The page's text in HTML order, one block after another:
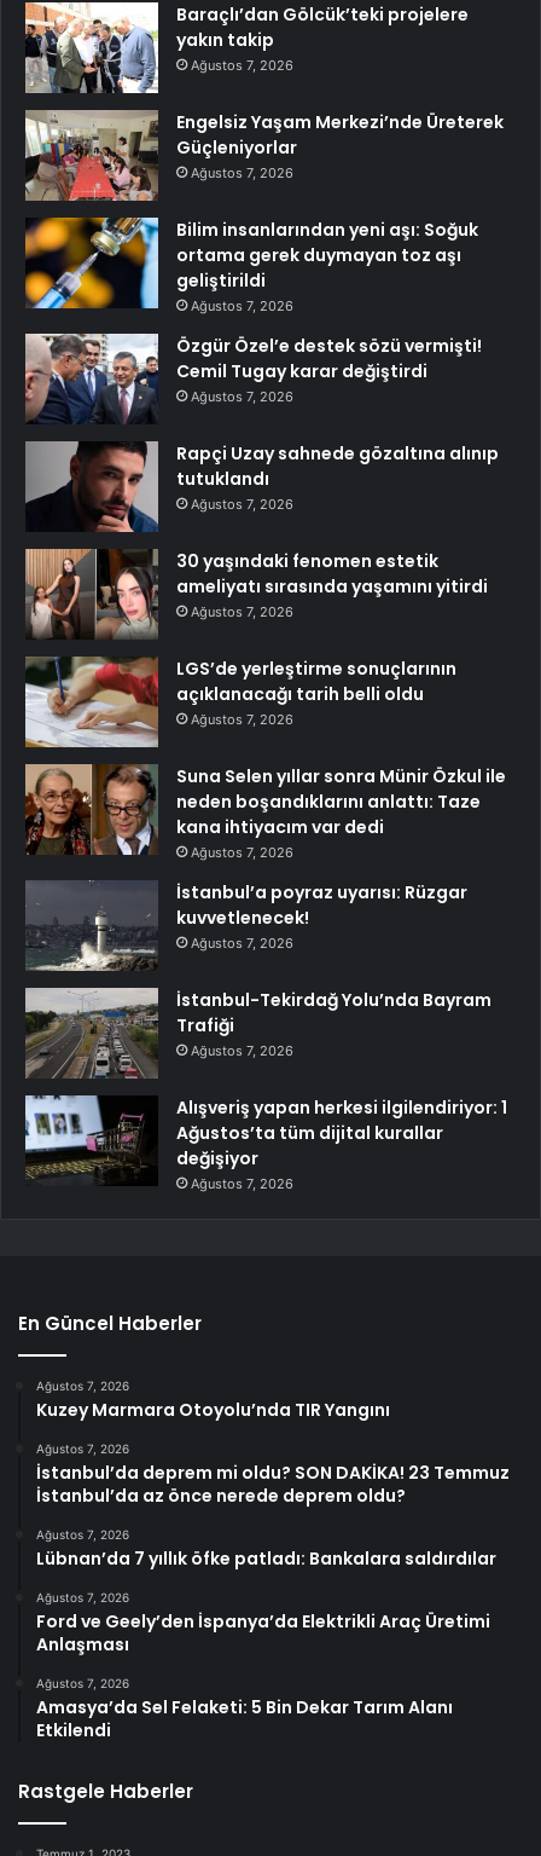
Baraçlı’dan Gölcük’teki projelere
yakın takip
Ağustos 7, 2026
Engelsiz Yaşam Merkezi’nde Üreterek
Güçleniyorlar
Ağustos 7, 2026
Bilim insanlarından yeni aşı: Soğuk
ortama gerek duymayan toz aşı
geliştirildi
Ağustos 7, 2026
Özgür Özel’e destek sözü vermişti!
Cemil Tugay karar değiştirdi
Ağustos 7, 2026
Rapçi Uzay sahnede gözaltına alınıp
tutuklandı
Ağustos 7, 2026
30 yaşındaki fenomen estetik
ameliyatı sırasında yaşamını yitirdi
Ağustos 7, 2026
LGS’de yerleştirme sonuçlarının
açıklanacağı tarih belli oldu
Ağustos 7, 2026
Suna Selen yıllar sonra Münir Özkul ile
neden boşandıklarını anlattı: Taze
kana ihtiyacım var dedi
Ağustos 7, 2026
İstanbul’a poyraz uyarısı: Rüzgar
kuvvetlenecek!
Ağustos 7, 2026
İstanbul-Tekirdağ Yolu’nda Bayram
Trafiği
Ağustos 7, 2026
Alışveriş yapan herkesi ilgilendiriyor: 1
Ağustos’ta tüm dijital kurallar
değişiyor
Ağustos 7, 2026
En Güncel Haberler
Ağustos 7, 2026
Kuzey Marmara Otoyolu’nda TIR Yangını
Ağustos 7, 2026
İstanbul’da deprem mi oldu? SON DAKİKA! 23 Temmuz
İstanbul’da az önce nerede deprem oldu?
Ağustos 7, 2026
Lübnan’da 7 yıllık öfke patladı: Bankalara saldırdılar
Ağustos 7, 2026
Ford ve Geely’den İspanya’da Elektrikli Araç Üretimi
Anlaşması
Ağustos 7, 2026
Amasya’da Sel Felaketi: 5 Bin Dekar Tarım Alanı
Etkilendi
Rastgele Haberler
Temmuz 1, 2023